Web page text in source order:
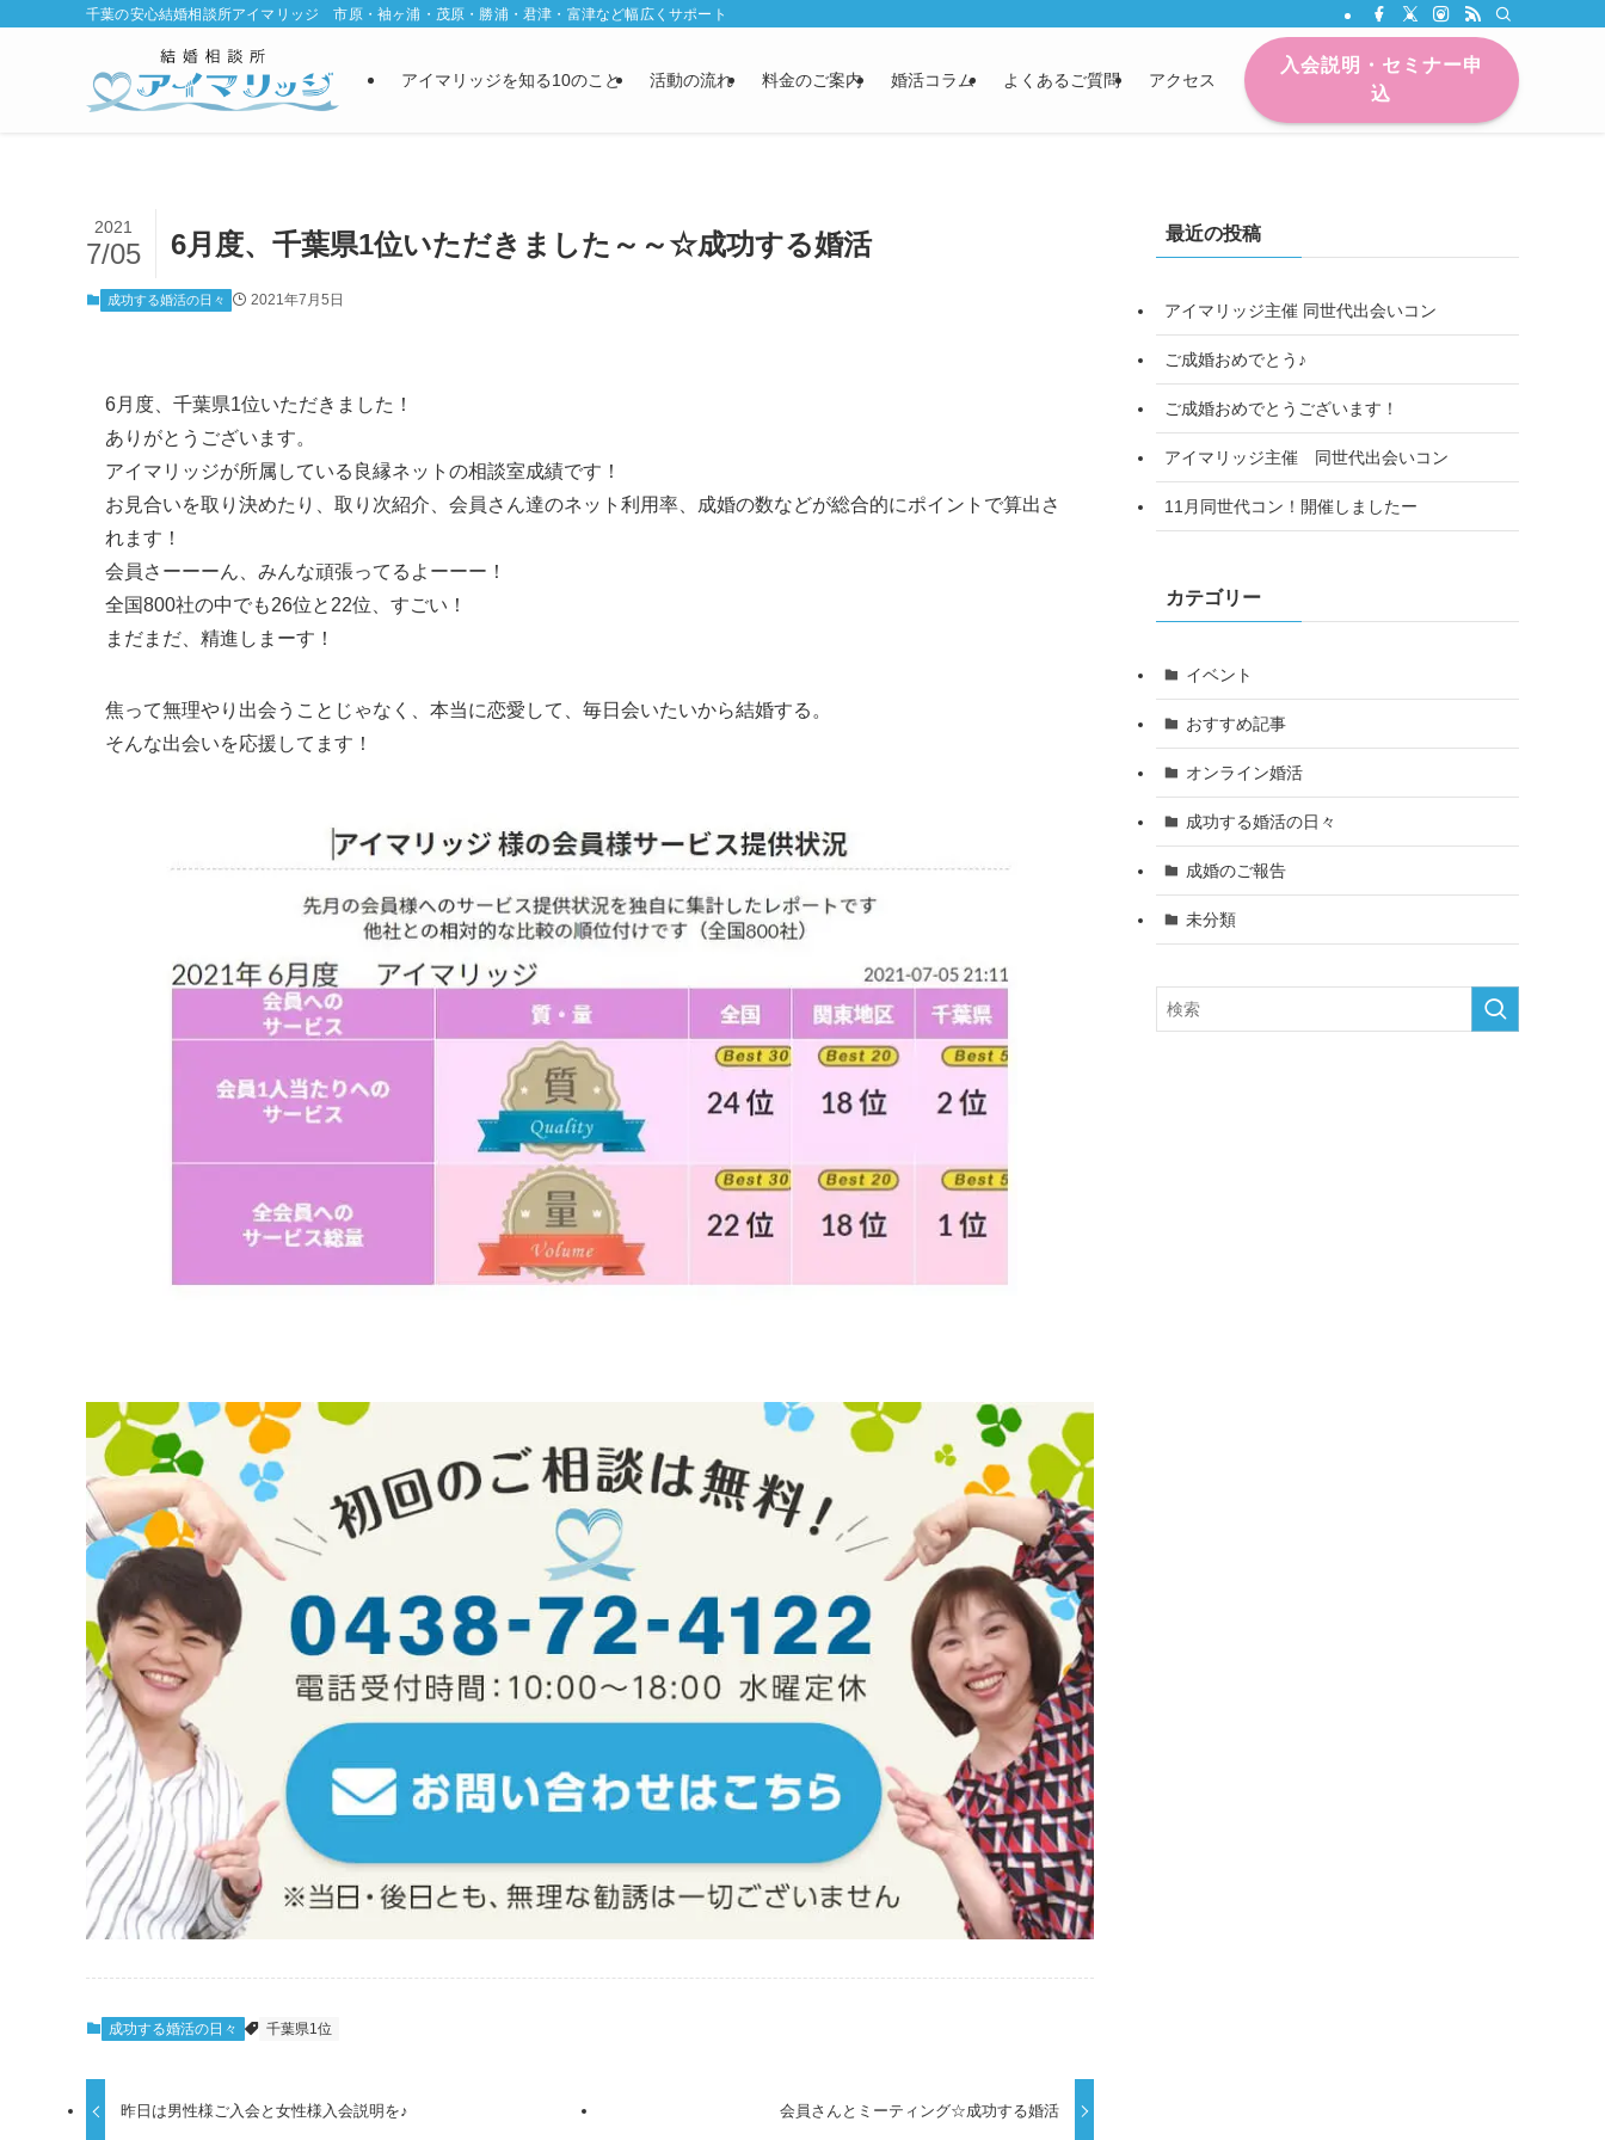
千葉の安心結婚相談所アイマリッジ 市原・袖ヶ浦・茂原・勝浦・君津・富津など幅広くサポート
アイマリッジを知る10のこと 活動の流れ 料金のご案内 婚活コラム よくあるご質問 アクセス
入会説明・セミナー申
込
6月度、千葉県1位いただきました～～☆成功する婚活
2021
7/05
成功する婚活の日々 2021年7月5日
6月度、千葉県1位いただきました！
ありがとうございます。
アイマリッジが所属している良縁ネットの相談室成績です！
お見合いを取り決めたり、取り次紹介、会員さん達のネット利用率、成婚の数などが総合的にポイントで算出さ
れます！
会員さーーーん、みんな頑張ってるよーーー！
全国800社の中でも26位と22位、すごい！
まだまだ、精進しまーす！
焦って無理やり出会うことじゃなく、本当に恋愛して、毎日会いたいから結婚する。
そんな出会いを応援してます！
成功する婚活の日々 千葉県1位
昨日は男性様ご入会と女性様入会説明を♪ 会員さんとミーティング☆成功する婚活
最近の投稿
アイマリッジ主催 同世代出会いコン
ご成婚おめでとう♪
ご成婚おめでとうございます！
アイマリッジ主催 同世代出会いコン
11月同世代コン！開催しましたー
カテゴリー
イベント
おすすめ記事
オンライン婚活
成功する婚活の日々
成婚のご報告
未分類